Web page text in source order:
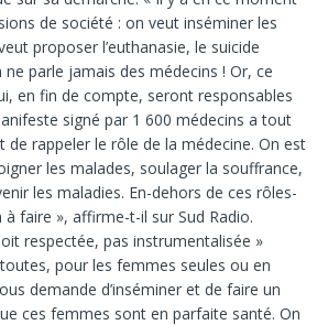
de société : on veut inséminer les
proposer l’euthanasie, le suicide
parle jamais des médecins ! Or, ce
en fin de compte, seront responsables
signé par 1 600 médecins a tout
de rappeler le rôle de la médecine. On est
les malades, soulager la souffrance,
les maladies. En-dehors de ces rôles-
à faire », affirme-t-il sur Sud Radio.
respectée, pas instrumentalisée »
pour les femmes seules ou en
demande d’inséminer et de faire un
ces femmes sont en parfaite santé. On